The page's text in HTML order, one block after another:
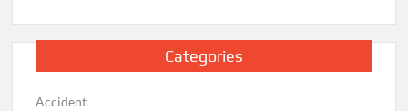
Categories
Accident